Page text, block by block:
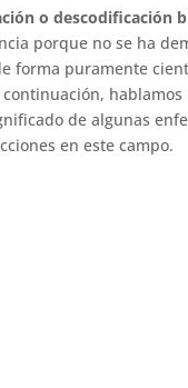
o descodificación
porque no se ha
forma puramente
hablamos
de algunas
en este campo.